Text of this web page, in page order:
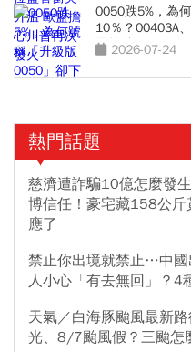
0050跌5%，為
10％？00403A
最抗跌？
2026-07-24
熱門話題
慈濟遭詐騙10億怎麼發
博信任！豪宅藏158公
應了
禁止你出境就禁止…中
人小心「有去無回」？4
天氣／白海豚颱風最新
光、8/7颱風假？三颱怎